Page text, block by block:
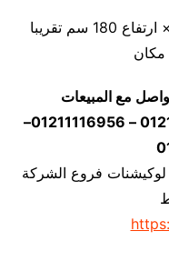
أبعاد الماكينة طول 90 × عرض 90 × ارتفاع 180 سم تقريبا
مكان
مع المبيعات
موبايل 01211116954 – 01211116955 – 01211116956–
لوكيشنات فروع الشركة